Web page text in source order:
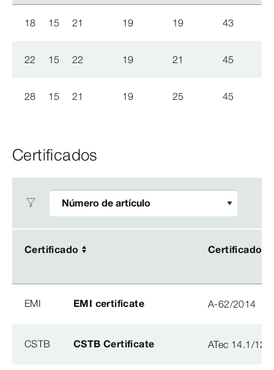
18 15 21 19 19 43
22 15 22 19 21 45
28 15 21 19 25 45
Certificados
Certificado Certificado
Certificado Certificado
EMI EMI certificate A-62/2014
CSTB CSTB Certificate ATec 14.1/12-